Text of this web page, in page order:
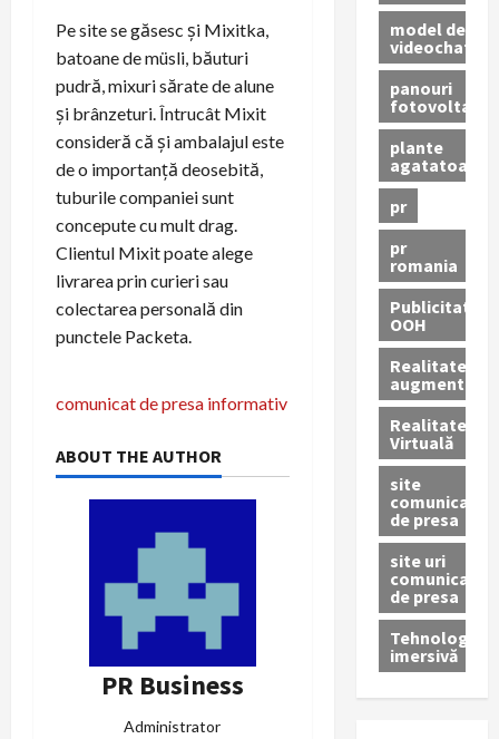
Pe site se găsesc și Mixitka,
batoane de müsli, băuturi
pudră, mixuri sărate de alune
și brânzeturi. Întrucât Mixit
consideră că și ambalajul este
de o importanță deosebită,
tuburile companiei sunt
concepute cu mult drag.
Clientul Mixit poate alege
livrarea prin curieri sau
colectarea personală din
punctele Packeta.
N
a
comunicat de presa informativ
ABOUT THE AUTHOR
PR Business
Administrator
model de
videochat
panouri
fotovoltaice
plante
agatatoare
pr
pr
romania
Publicitate
OOH
Realitatea
augmentată
Realitatea
Virtuală
site
comunicate
de presa
site uri
comunicate
de presa
Tehnologie
imersivă